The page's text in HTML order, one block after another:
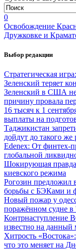
0
Освобождение
Дружковке и
Выбор редакции
Стратегическая
Зеленский теряет
Зеленский в США не
причину провала
16 тысяч к 1
выплаты на
Таджикистан
дойдут до такого же
Edenex: От финтех-
глобальной
Шокирующая
киевского режима
Рогозин предложил
борьбы с БЭКами и
Новый пожар у
поражённом судне
Контрнаступление
известно на данный
Хитрость
что это меняет на